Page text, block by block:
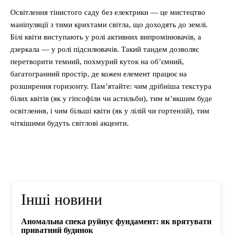
Освітлення тінистого саду без електрики — це мистецтво
маніпуляції з тими крихтами світла, що доходять до землі.
Білі квіти виступають у ролі активних випромінювачів, а
дзеркала — у ролі підсилювачів. Такий тандем дозволяє
перетворити темний, похмурий куток на об’ємний,
багатогранний простір, де кожен елемент працює на
розширення горизонту. Пам’ятайте: чим дрібніша текстура
білих квітів (як у гіпсофіли чи астильби), тим м’якшим буде
освітлення, і чим більші квіти (як у лілій чи гортензій), тим
чіткішими будуть світлові акценти.
Інші новини
Аномальна спека руйнує фундамент: як врятувати
приватний будинок